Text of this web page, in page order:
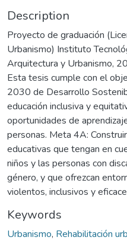
Description
Proyecto de graduación
Urbanismo) Instituto
Arquitectura y Urbanismo,
Esta tesis cumple con el
2030 de Desarrollo
educación inclusiva y
oportunidades de
personas. Meta 4A:
educativas que tengan en
niños y las personas con
género, y que ofrezcan
violentos, inclusivos y
Keywords
Urbanismo, Rehabilitación